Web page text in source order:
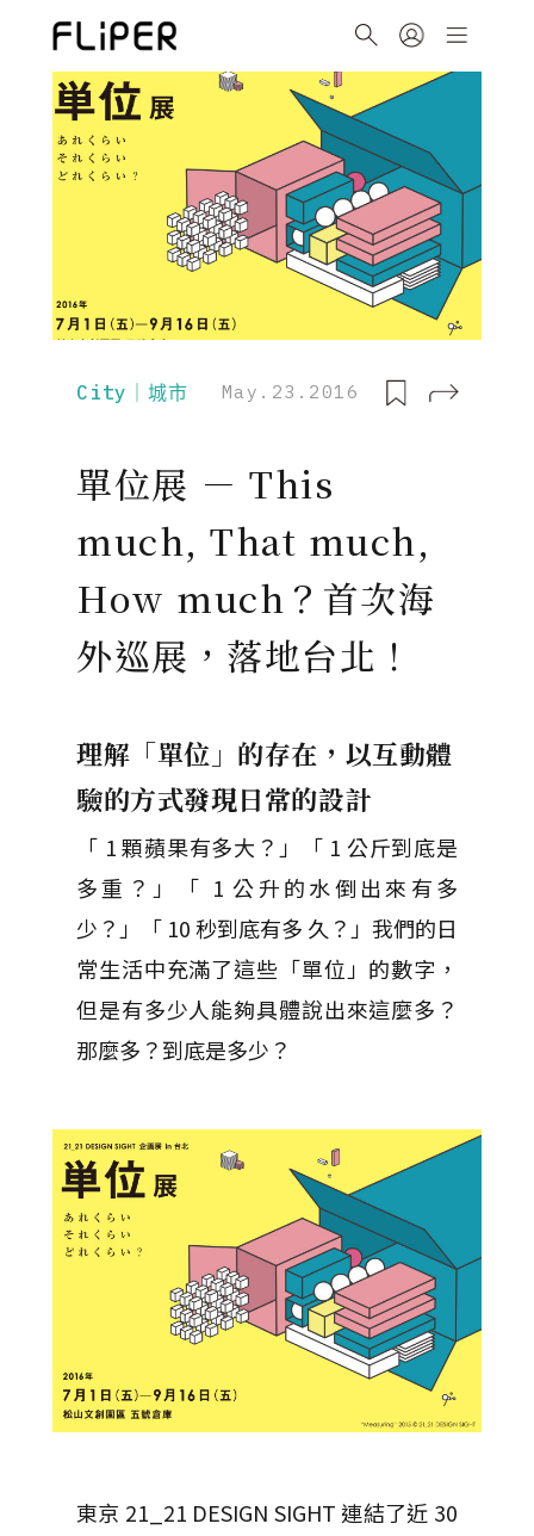
City｜城市 May.23.2016
單位展 － This
much, That much,
How much？首次海
外巡展，落地台北！
理解「單位」的存在，以互動體
驗的方式發現日常的設計
「 1 顆蘋果有多大？」「 1 公斤到底是
多重？」「 1 公升的水倒出來有多
少？」「 10 秒到底有多 久？」我們的日
常生活中充滿了這些「單位」的數字，
但是有多少人能夠具體說出來這麼多？
那麼多？到底是多少？
東京 21_21 DESIGN SIGHT 連結了近 30